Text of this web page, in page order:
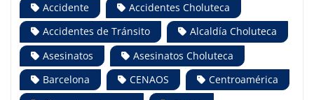
Accidente
Accidentes Choluteca
Accidentes de Tránsito
Alcaldía Choluteca
Asesinatos
Asesinatos Choluteca
Barcelona
CENAOS
Centroamérica